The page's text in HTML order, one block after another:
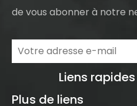
de vous abonner à notre
Liens rapides
Plus de liens